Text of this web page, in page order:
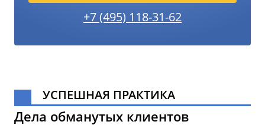
+7 (495) 118-31-62
УСПЕШНАЯ ПРАКТИКА
Дела обманутых клиентов